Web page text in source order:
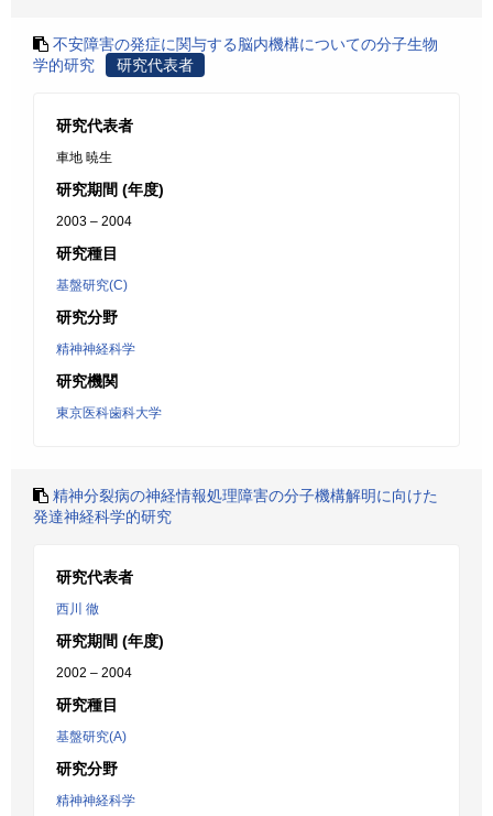
不安障害の発症に関与する脳内機構についての分子生物
学的研究
研究代表者
研究代表者
車地 暁生
研究期間 (年度)
2003 – 2004
研究種目
基盤研究(C)
研究分野
精神神経科学
研究機関
東京医科歯科大学
精神分裂病の神経情報処理障害の分子機構解明に向けた
発達神経科学的研究
研究代表者
西川 徹
研究期間 (年度)
2002 – 2004
研究種目
基盤研究(A)
研究分野
精神神経科学